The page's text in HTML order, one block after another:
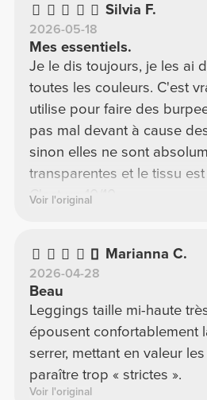
Silvia F.
2026-05-18
Mes essentiels.
Je le dis toujours, je les ai
toutes les couleurs. C'est
utilise pour faire des
pas mal devant à cause
sinon elles ne sont
transparentes et le tissu
C'est un 10/10.
Voir l'original
Marianna C.
2026-04-28
Beau
Leggings taille mi-haute
épousent confortablement
serrer, mettant en valeur
paraître trop « strictes ».
Voir l'original